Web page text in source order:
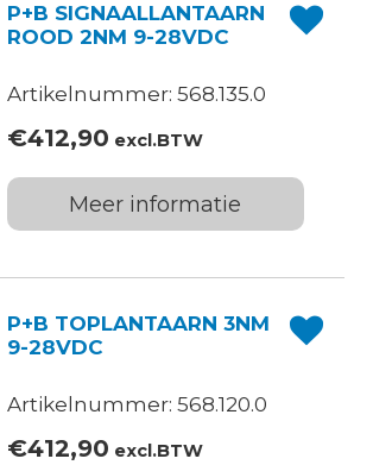
P+B SIGNAALLANTAARN
ROOD 2NM 9-28VDC
Artikelnummer: 568.135.0
€412,90 excl.BTW
Meer informatie
P+B TOPLANTAARN 3NM
9-28VDC
Artikelnummer: 568.120.0
€412,90 excl.BTW